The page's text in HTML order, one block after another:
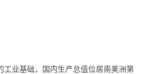
工业基础，国内生产总值位居南美洲第